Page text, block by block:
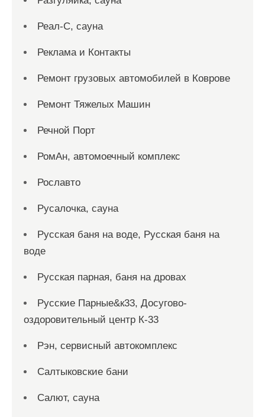
Реал-С, сауна
Реклама и Контакты
Ремонт грузовых автомобилей в Коврове
Ремонт Тяжелых Машин
Речной Порт
РомАн, автомоечный комплекс
Рославто
Русалочка, сауна
Русская баня на воде, Русская баня на
воде
Русская парная, баня на дровах
Русские Парные&к33, Досугово-
оздоровительный центр К-33
Рэн, сервисный автокомплекс
Салтыковские бани
Салют, сауна